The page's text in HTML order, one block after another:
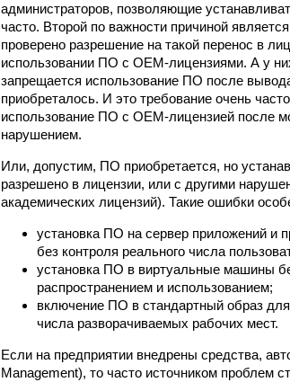
администраторов, позволяющие
часто. Второй по важности причиной
проверено разрешение на такой перенос в
использовании ПО с OEM-лицензиями. А у
запрещается использование ПО после
приобреталось. И это требование очень
использование ПО с OEM-лицензией после
нарушением.
Или, допустим, ПО приобретается, но
разрешено в лицензии, или с другими
академических лицензий). Такие ошибки
установка ПО на сервер приложений и
без контроля реального числа
установка ПО в виртуальные машины
распространением и использованием;
включение ПО в стандартный образ
числа разворачиваемых рабочих мест.
Если на предприятии внедрены средства,
Management), то часто источником проблем